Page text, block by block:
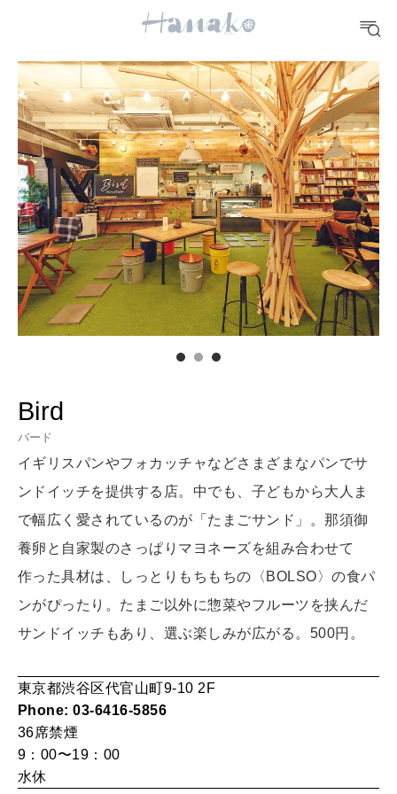
FOOD
おいしい
TRAVEL
どこ行く？
FORTUNE
明日のわたし
[12星座別] Weekly Holoscope
[12星座別] Monthly Love Holoscope
HEALTH
MAMA
ママもいろいろ
わたしができること
CULTURE
自分を耕す
Bird
バード
イギリスパンやフォカッチャなどさまざまなパンでサ
ンドイッチを提供する店。中でも、子どもから大人ま
で幅広く愛されているのが「たまごサンド」。那須御
養卵と自家製のさっぱりマヨネーズを組み合わせて
作った具材は、しっとりもちもちの〈BOLSO〉の食パ
ンがぴったり。たまご以外に惣菜やフルーツを挟んだ
サンドイッチもあり、選ぶ楽しみが広がる。500円。
東京都渋谷区代官山町9-10 2F
Phone: 03-6416-5856
36席禁煙
9：00〜19：00
水休